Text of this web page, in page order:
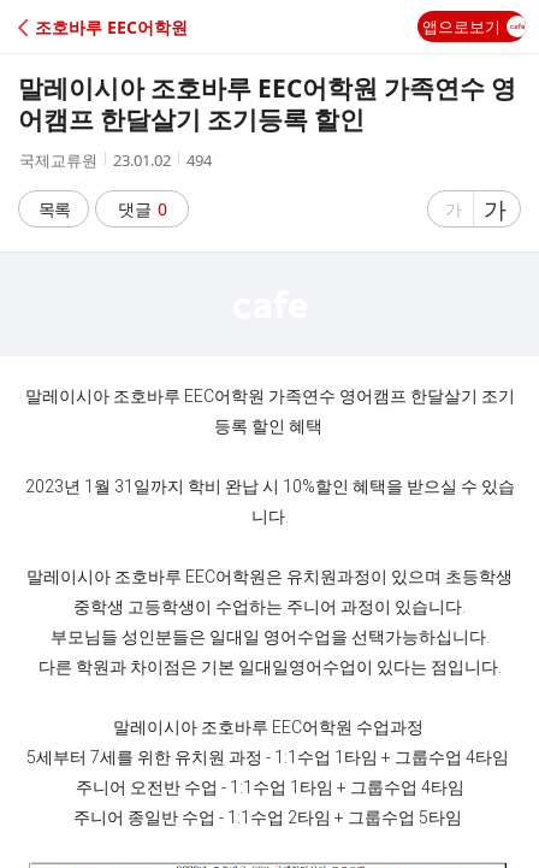
C
A
조호바루 EEC어학원 앱으로보기
말레이시아 조호바루 EEC어학원 가족연수 영
어캠프 한달살기 조기등록 할인
작
자
국제교류원
작
시
간
23.01.02
조
수
494
목록 댓글 0
글
게
가
글
자
게
가
말레이시아 조호바루 EEC어학원 가족연수 영어캠프 한달살기 조기
등록 할인 혜택
2023년 1월 31일까지 학비 완납 시 10%할인 혜택을 받으실 수 있습
니다.
말레이시아 조호바루 EEC어학원은 유치원과정이 있으며 초등학생
중학생 고등학생이 수업하는 주니어 과정이 있습니다.
부모님들 성인분들은 일대일 영어수업을 선택가능하십니다.
다른 학원과 차이점은 기본 일대일영어수업이 있다는 점입니다.
말레이시아 조호바루 EEC어학원 수업과정
5세부터 7세를 위한 유치원 과정 - 1:1수업 1타임 + 그룹수업 4타임
주니어 오전반 수업 - 1:1수업 1타임 + 그룹수업 4타임
주니어 종일반 수업 - 1:1수업 2타임 + 그룹수업 5타임